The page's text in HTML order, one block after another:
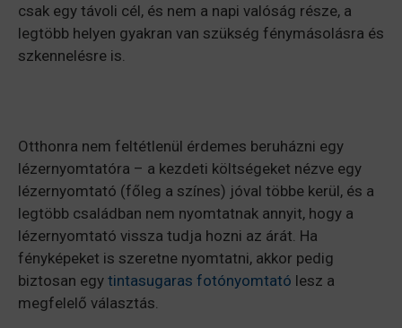
csak egy távoli cél, és nem a napi valóság része, a
legtöbb helyen gyakran van szükség fénymásolásra és
szkennelésre is.
Otthonra nem feltétlenül érdemes beruházni egy
lézernyomtatóra – a kezdeti költségeket nézve egy
lézernyomtató (főleg a színes) jóval többe kerül, és a
legtöbb családban nem nyomtatnak annyit, hogy a
lézernyomtató vissza tudja hozni az árát. Ha
fényképeket is szeretne nyomtatni, akkor pedig
biztosan egy tintasugaras fotónyomtató lesz a
megfelelő választás.